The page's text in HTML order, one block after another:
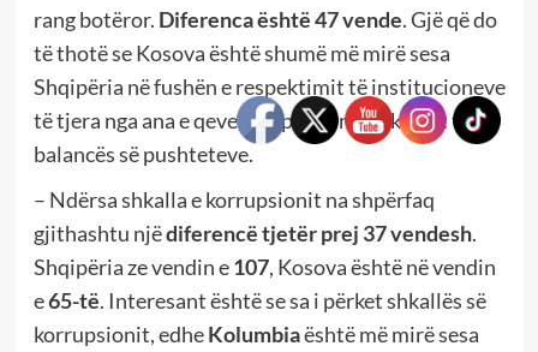
rang botëror. Diferenca është 47 vende. Gjë që do
të thotë se Kosova është shumë më mirë sesa
Shqipëria në fushën e respektimit të institucioneve
të tjera nga ana e qeverisë, pra të respektimit të
balancës së pushteteve.
– Ndërsa shkalla e korrupsionit na shpërfaq
gjithashtu njëdiferencë tjetër prej 37 vendesh.
Shqipëria ze vendin e107, Kosova është në vendin
e65-të. Interesant është se sa i përket shkallës së
korrupsionit, edheKolumbiaështë më mirë sesa